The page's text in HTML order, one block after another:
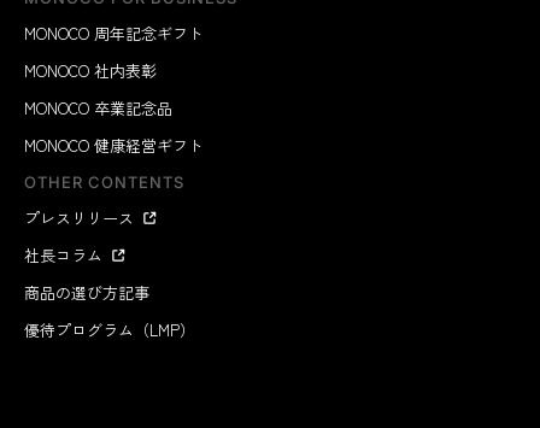
MONOCO 周年記念ギフト
MONOCO 社内表彰
MONOCO 卒業記念品
MONOCO 健康経営ギフト
OTHER CONTENTS
プレスリリース
社長コラム
商品の選び方記事
優待プログラム（LMP）